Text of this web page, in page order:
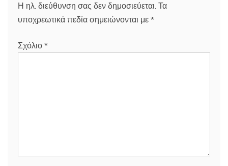
Η ηλ. διεύθυνση σας δεν δημοσιεύεται. Τα
υποχρεωτικά πεδία σημειώνονται με *
Σχόλιο *